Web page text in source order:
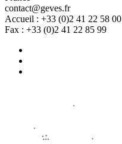
contact@geves.fr
Accueil : +33 (0)2 41 22 58 00
Fax : +33 (0)2 41 22 85 99